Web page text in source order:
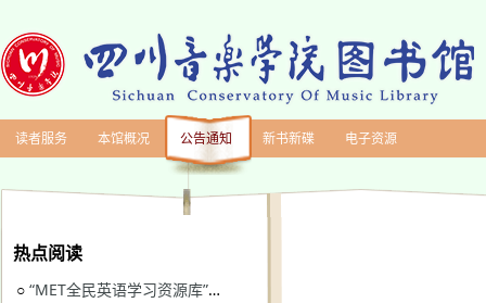
读者服务 本馆概况 公告通知 新书新碟 电子资源
热点阅读
○ “MET全民英语学习资源库”继续开通试用